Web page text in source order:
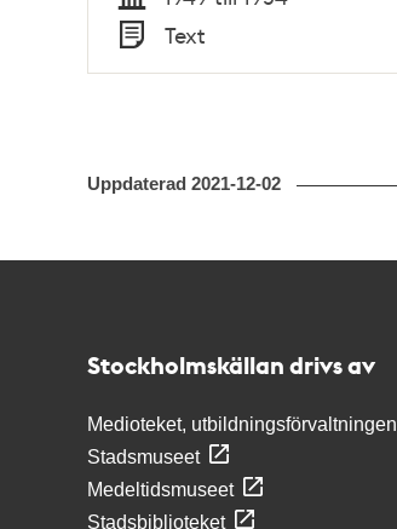
Tid
Typ
Text
Uppdaterad 2021-12-02
Stockholmskällan drivs av
Medioteket, utbildningsförvaltningen
Stadsmuseet
Medeltidsmuseet
Stadsbiblioteket